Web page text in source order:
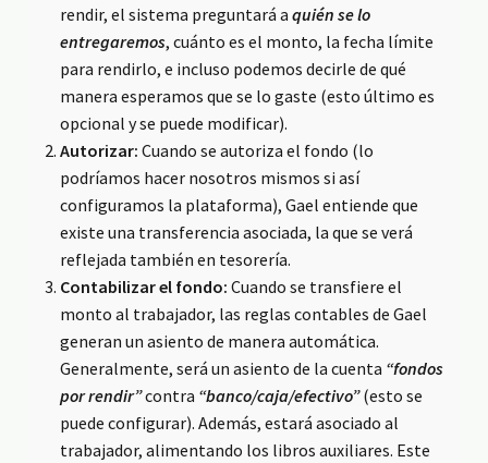
rendir, el sistema preguntará a quién se lo
entregaremos, cuánto es el monto, la fecha límite
para rendirlo, e incluso podemos decirle de qué
manera esperamos que se lo gaste (esto último es
opcional y se puede modificar).
Autorizar: Cuando se autoriza el fondo (lo
podríamos hacer nosotros mismos si así
configuramos la plataforma), Gael entiende que
existe una transferencia asociada, la que se verá
reflejada también en tesorería.
Contabilizar el fondo: Cuando se transfiere el
monto al trabajador, las reglas contables de Gael
generan un asiento de manera automática.
Generalmente, será un asiento de la cuenta “fondos
por rendir”contra “banco/caja/efectivo”(esto se
puede configurar). Además, estará asociado al
trabajador, alimentando los libros auxiliares. Este